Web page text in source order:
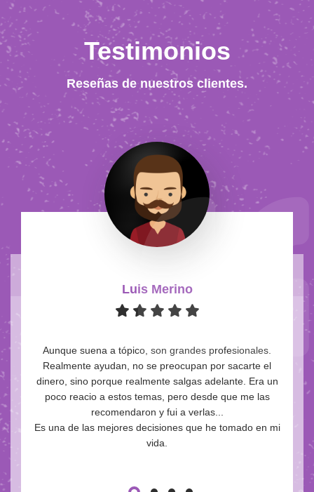
Testimonios
Reseñas de nuestros clientes.
Luis Merino
Aunque suena a tópico, son grandes profesionales.
Realmente ayudan, no se preocupan por sacarte el
dinero, sino porque realmente salgas adelante. Era un
poco reacio a estos temas, pero desde que me las
recomendaron y fui a verlas...
Es una de las mejores decisiones que he tomado en mi
vida.